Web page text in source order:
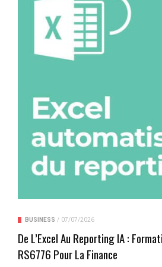
BUSINESS / 07/07/2026
De L’Excel Au Reporting IA :
RS6776 Pour La Finance